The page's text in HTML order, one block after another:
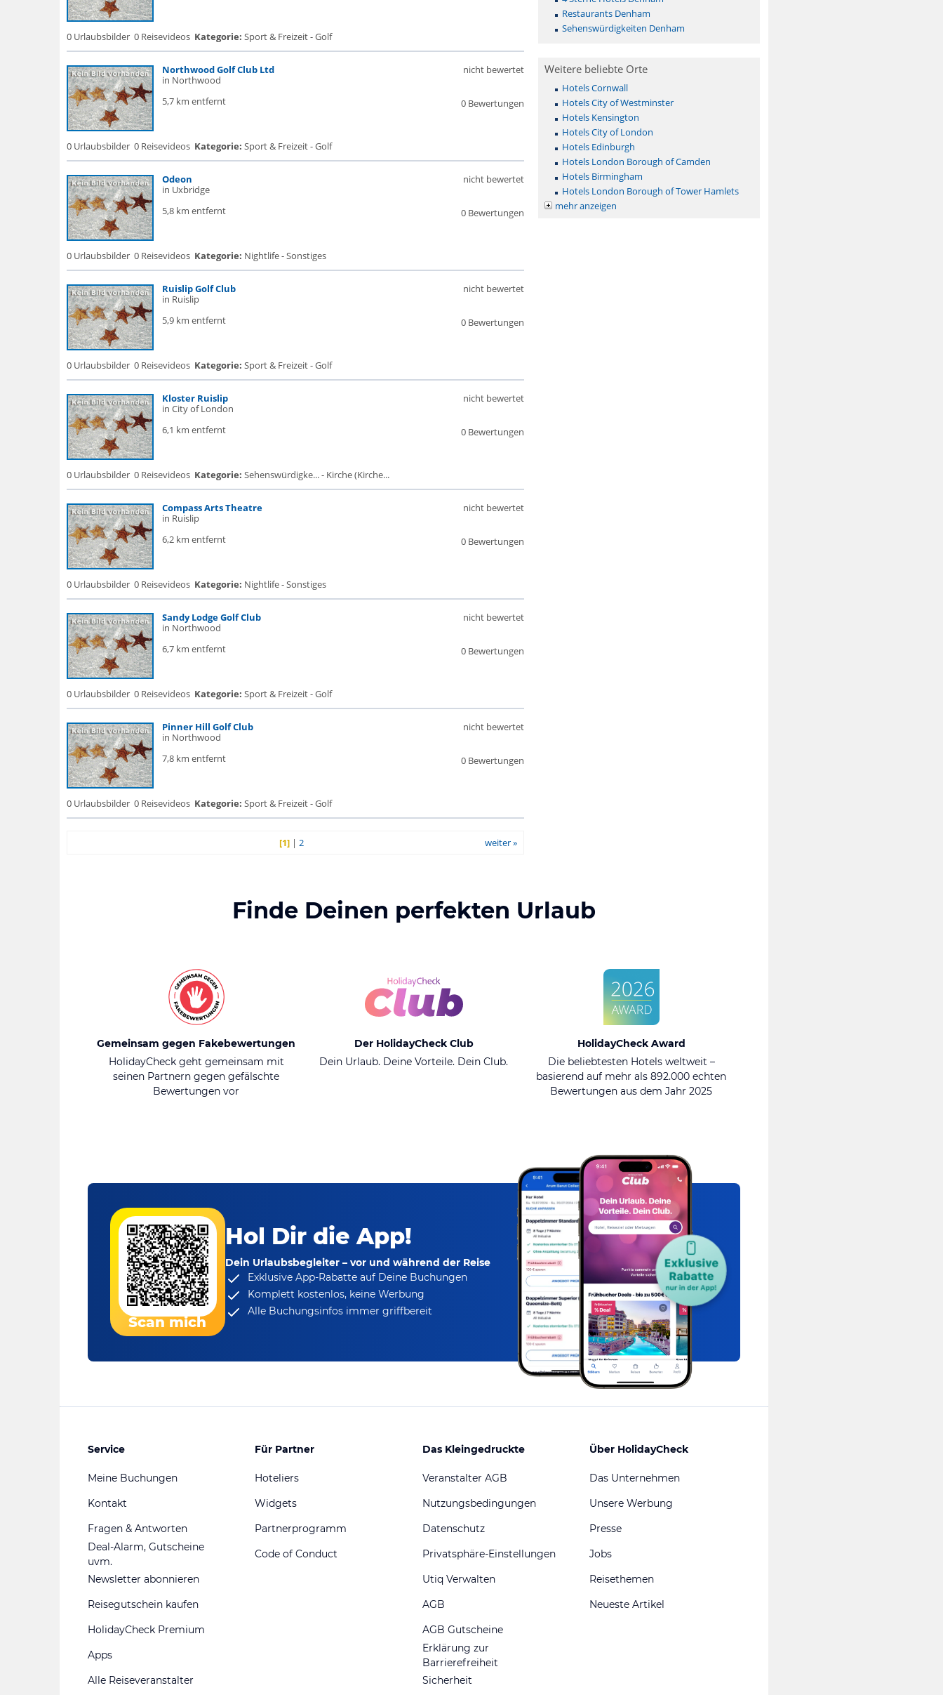
0 Urlaubsbilder 0 Reisevideos Kategorie: Sport & Freizeit - Golf
Northwood Golf Club Ltd
in Northwood
5,7 km entfernt
0 Bewertungen
nicht bewertet
0 Urlaubsbilder 0 Reisevideos Kategorie: Sport & Freizeit - Golf
Odeon
in Uxbridge
5,8 km entfernt
0 Bewertungen
nicht bewertet
0 Urlaubsbilder 0 Reisevideos Kategorie: Nightlife - Sonstiges
Ruislip Golf Club
in Ruislip
5,9 km entfernt
0 Bewertungen
nicht bewertet
0 Urlaubsbilder 0 Reisevideos Kategorie: Sport & Freizeit - Golf
Kloster Ruislip
in City of London
6,1 km entfernt
0 Bewertungen
nicht bewertet
0 Urlaubsbilder 0 Reisevideos Kategorie: Sehenswürdigke... - Kirche (Kirche...
Compass Arts Theatre
in Ruislip
6,2 km entfernt
0 Bewertungen
nicht bewertet
0 Urlaubsbilder 0 Reisevideos Kategorie: Nightlife - Sonstiges
Sandy Lodge Golf Club
in Northwood
6,7 km entfernt
0 Bewertungen
nicht bewertet
0 Urlaubsbilder 0 Reisevideos Kategorie: Sport & Freizeit - Golf
Pinner Hill Golf Club
in Northwood
7,8 km entfernt
0 Bewertungen
nicht bewertet
0 Urlaubsbilder 0 Reisevideos Kategorie: Sport & Freizeit - Golf
[1]| 2 weiter »
Restaurants Denham
Sehenswürdigkeiten Denham
Weitere beliebte Orte
Hotels Cornwall
Hotels City of Westminster
Hotels Kensington
Hotels City of London
Hotels Edinburgh
Hotels London Borough of Camden
Hotels Birmingham
Hotels London Borough of Tower Hamlets
mehr anzeigen
Finde Deinen perfekten Urlaub
Gemeinsam gegen Fakebewertungen
HolidayCheck geht gemeinsam mit
seinen Partnern gegen gefälschte
Bewertungen vor
Der HolidayCheck Club
Dein Urlaub. Deine Vorteile. Dein Club.
HolidayCheck Award
Die beliebtesten Hotels weltweit –
basierend auf mehr als 892.000 echten
Bewertungen aus dem Jahr 2025
Scan mich
Hol Dir die App!
Dein Urlaubsbegleiter – vor und während der Reise
Exklusive App-Rabatteauf Deine Buchungen
Komplett kostenlos, keine Werbung
Alle Buchungsinfos immer griffbereit
Service
Meine Buchungen
Kontakt
Fragen & Antworten
Deal-Alarm, Gutscheine
uvm.
Newsletter abonnieren
Reisegutschein kaufen
HolidayCheck Premium
Apps
Alle Reiseveranstalter
Für Partner
Hoteliers
Widgets
Partnerprogramm
Code of Conduct
Das Kleingedruckte
Veranstalter AGB
Nutzungsbedingungen
Datenschutz
Privatsphäre-Einstellungen
Utiq Verwalten
AGB
AGB Gutscheine
Erklärung zur
Barrierefreiheit
Sicherheit
Über HolidayCheck
Das Unternehmen
Unsere Werbung
Presse
Jobs
Reisethemen
Neueste Artikel